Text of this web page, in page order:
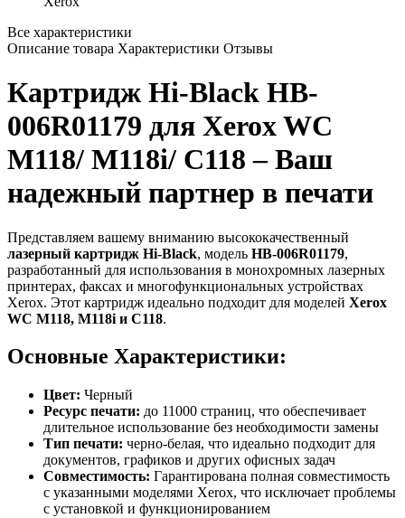
Все характеристики
Описание товара Характеристики Отзывы
Картридж Hi-Black HB-
006R01179 для Xerox WC
M118/ M118i/ C118 – Ваш
надежный партнер в печати
Представляем вашему вниманию высококачественный
лазерный картридж Hi-Black, модель HB-006R01179,
разработанный для использования в монохромных лазерных
принтерах, факсах и многофункциональных устройствах
Xerox. Этот картридж идеально подходит для моделей Xerox
WC M118, M118i и C118.
Основные Характеристики:
Цвет: Черный
Ресурс печати: до 11000 страниц, что обеспечивает
длительное использование без необходимости замены
Тип печати: черно-белая, что идеально подходит для
документов, графиков и других офисных задач
Совместимость: Гарантирована полная совместимость
с указанными моделями Xerox, что исключает проблемы
с установкой и функционированием